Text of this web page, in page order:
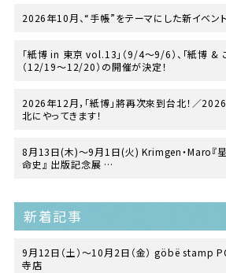
2026年10月、“手帳”をテーマにした新イベント
「紙博 in 東京 vol.13」（9/4〜9/6）、「紙博 &
（12/19〜12/20）の開催が決定！
2026年12月，「紙博」將再次來到台北！／
北にやってきます！
8月13日(木)〜9月1日(火) Krimgen・Maro『
命史』 出版記念展
新着記事
9月12日（土）〜10月2日（金） göbë stamp
寺店